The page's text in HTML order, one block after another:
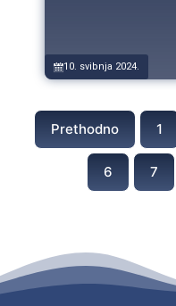
10. svibnja 2024.
Prethodno 1
6 7